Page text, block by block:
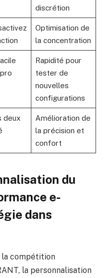
discrétion
Optimisation de
la concentration
Rapidité pour
tester de
nouvelles
configurations
deux
Amélioration de
la précision et
confort
du
e-
dans
la compétition
la personnalisation